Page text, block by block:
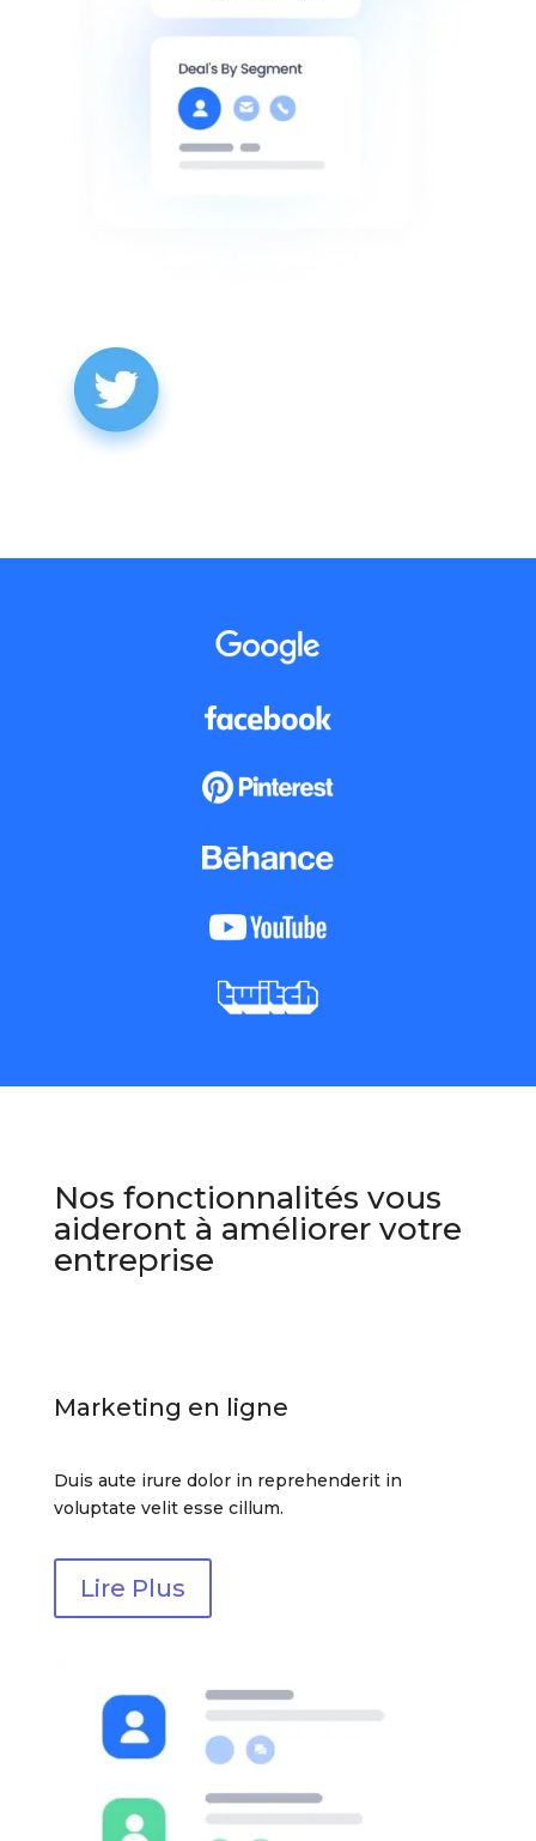
Nos fonctionnalités vous
aideront à améliorer votre
entreprise
Marketing en ligne
Duis aute irure dolor in reprehenderit in
voluptate velit esse cillum.
Lire Plus